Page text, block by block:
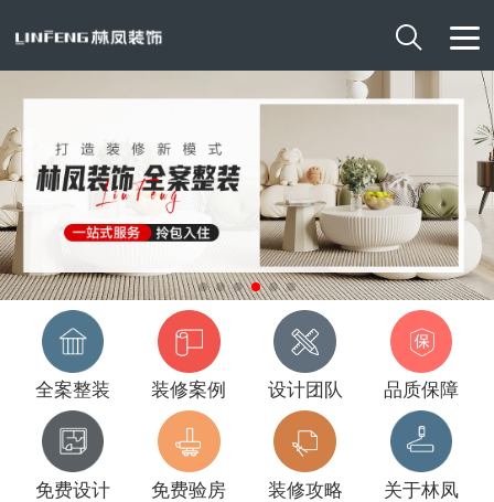

全案整装 装修案例 设计团队 品质保障
免费设计 免费验房 装修攻略 关于林凤